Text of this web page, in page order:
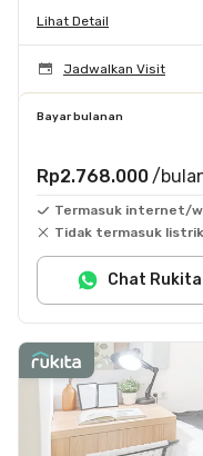
Lihat Detail
Jadwalkan Visit
Bayar bulanan
Rp2.768.000 /
Termasuk internet/
Tidak termasuk listrik
Chat Rukita